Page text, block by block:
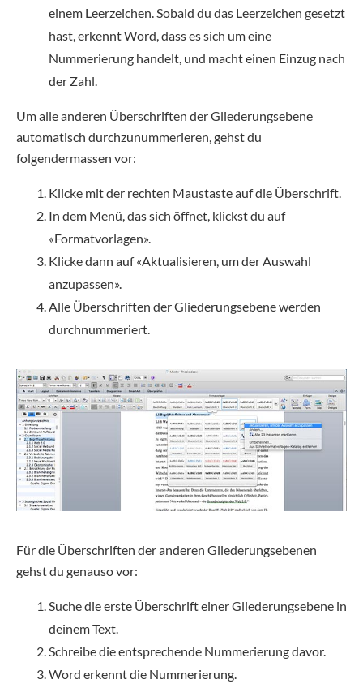
einem Leerzeichen. Sobald du das Leerzeichen gesetzt
hast, erkennt Word, dass es sich um eine
Nummerierung handelt, und macht einen Einzug nach
der Zahl.
Um alle anderen Überschriften der Gliederungsebene
automatisch durchzunummerieren, gehst du
folgendermassen vor:
Klicke mit der rechten Maustaste auf die Überschrift.
In dem Menü, das sich öffnet, klickst du auf
«Formatvorlagen».
Klicke dann auf «Aktualisieren, um der Auswahl
anzupassen».
Alle Überschriften der Gliederungsebene werden
durchnummeriert.
Für die Überschriften der anderen Gliederungsebenen
gehst du genauso vor:
Suche die erste Überschrift einer Gliederungsebene in
deinem Text.
Schreibe die entsprechende Nummerierung davor.
Word erkennt die Nummerierung.